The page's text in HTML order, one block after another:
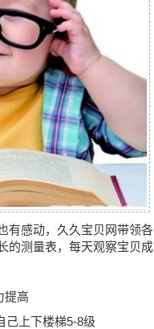
有感动，久久宝贝网带领
测量表，每天观察宝贝成
提高
己上下楼梯5-8级